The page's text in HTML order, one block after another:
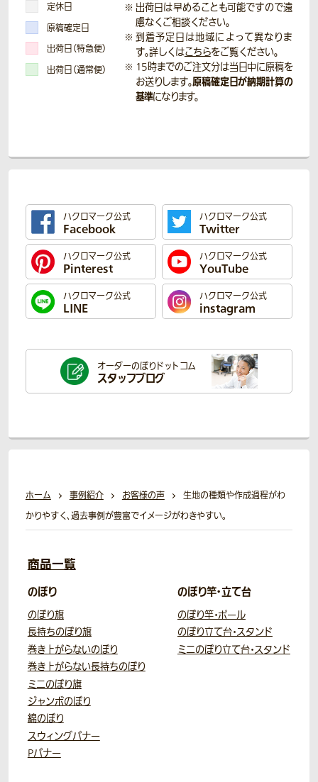
定休日
原稿確定日
出荷日（特急便）
出荷日（通常便）
出荷日は早めることも可能ですので遠
慮なくご相談ください。
到着予定日は地域によって異なりま
す。詳しくはこちらをご覧ください。
15時までのご注文分は当日中に原稿を
お送りします。原稿確定日が納期計算の
基準になります。
ハクロマーク公式
Facebook
ハクロマーク公式
Twitter
ハクロマーク公式
Pinterest
ハクロマーク公式
YouTube
ハクロマーク公式
LINE
ハクロマーク公式
instagram
オーダーのぼりドットコム
スタッフブログ
ホーム 事例紹介 お客様の声
生地の種類や作成過程がわ
かりやすく、過去事例が豊富でイメージがわきやすい。
商品一覧
のぼり
のぼり旗
長持ちのぼり旗
巻き上がらないのぼり
巻き上がらない長持ちのぼり
ミニのぼり旗
ジャンボのぼり
綿のぼり
スウィングバナー
Pバナー
のぼり竿・立て台
のぼり竿・ポール
のぼり立て台・スタンド
ミニのぼり立て台・スタンド